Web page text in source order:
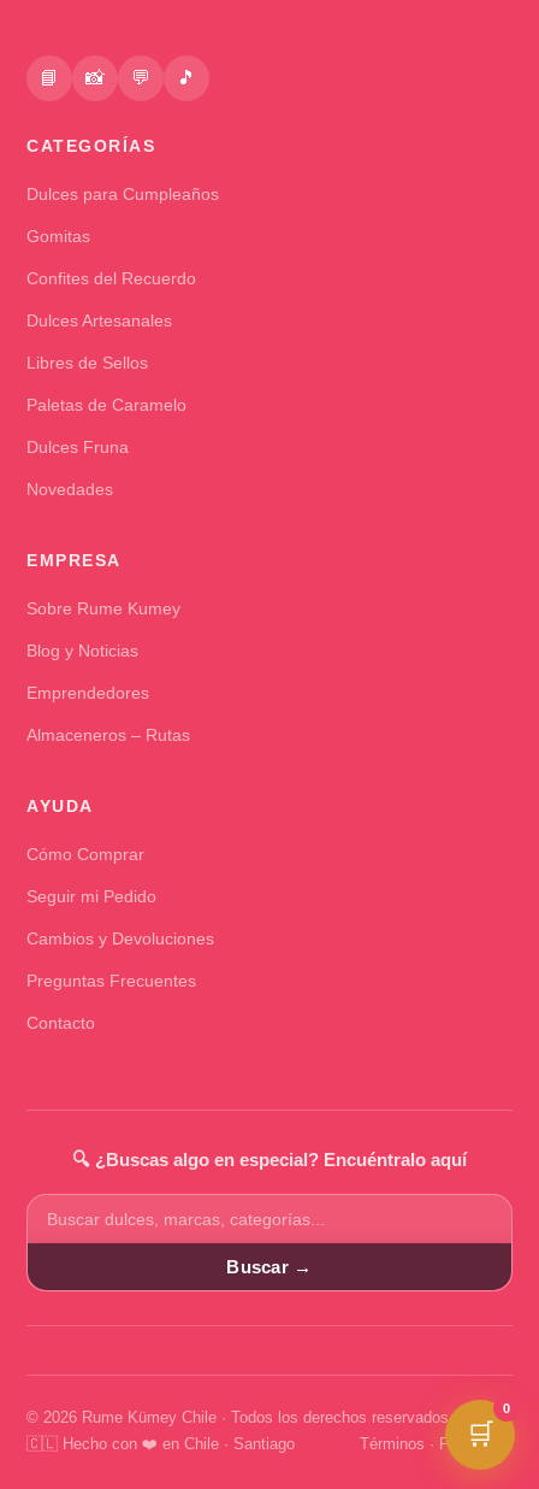
📘 📸 💬 🎵
CATEGORÍAS
Dulces para Cumpleaños
Gomitas
Confites del Recuerdo
Dulces Artesanales
Libres de Sellos
Paletas de Caramelo
Dulces Fruna
Novedades
EMPRESA
Sobre Rume Kumey
Blog y Noticias
Emprendedores
Almaceneros – Rutas
AYUDA
Cómo Comprar
Seguir mi Pedido
Cambios y Devoluciones
Preguntas Frecuentes
Contacto
🔍 ¿Buscas algo en especial? Encuéntralo aquí
Buscar
productos
Buscar →
© 2026 Rume Kümey Chile · Todos los derechos reservados
🇨🇱 Hecho con ❤️ en Chile · Santiago
Términos · Privacidad
🛒
0